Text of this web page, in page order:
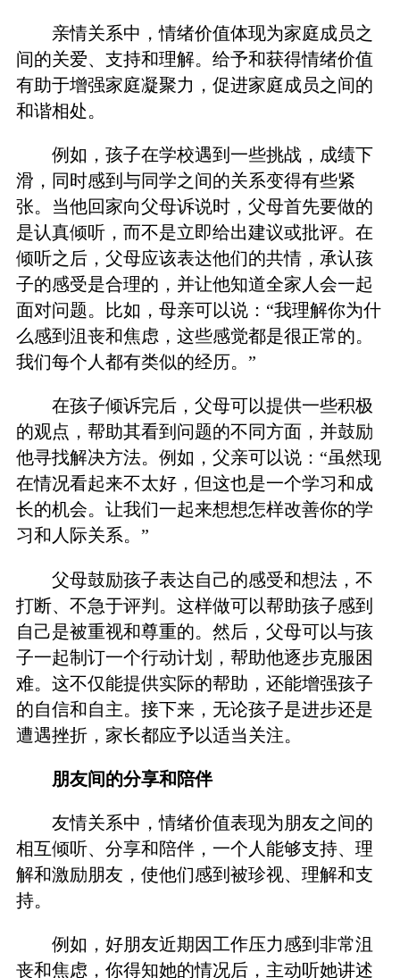
亲情关系中，情绪价值体现为家庭成员之
间的关爱、支持和理解。给予和获得情绪价值
有助于增强家庭凝聚力，促进家庭成员之间的
和谐相处。
例如，孩子在学校遇到一些挑战，成绩下
滑，同时感到与同学之间的关系变得有些紧
张。当他回家向父母诉说时，父母首先要做的
是认真倾听，而不是立即给出建议或批评。在
倾听之后，父母应该表达他们的共情，承认孩
子的感受是合理的，并让他知道全家人会一起
面对问题。比如，母亲可以说：“我理解你为什
么感到沮丧和焦虑，这些感觉都是很正常的。
我们每个人都有类似的经历。”
在孩子倾诉完后，父母可以提供一些积极
的观点，帮助其看到问题的不同方面，并鼓励
他寻找解决方法。例如，父亲可以说：“虽然现
在情况看起来不太好，但这也是一个学习和成
长的机会。让我们一起来想想怎样改善你的学
习和人际关系。”
父母鼓励孩子表达自己的感受和想法，不
打断、不急于评判。这样做可以帮助孩子感到
自己是被重视和尊重的。然后，父母可以与孩
子一起制订一个行动计划，帮助他逐步克服困
难。这不仅能提供实际的帮助，还能增强孩子
的自信和自主。接下来，无论孩子是进步还是
遭遇挫折，家长都应予以适当关注。
朋友间的分享和陪伴
友情关系中，情绪价值表现为朋友之间的
相互倾听、分享和陪伴，一个人能够支持、理
解和激励朋友，使他们感到被珍视、理解和支
持。
例如，好朋友近期因工作压力感到非常沮
丧和焦虑，你得知她的情况后，主动听她讲述